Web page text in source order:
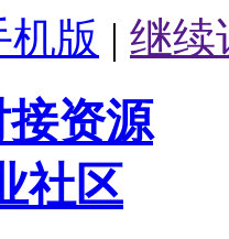
机版 | 继续